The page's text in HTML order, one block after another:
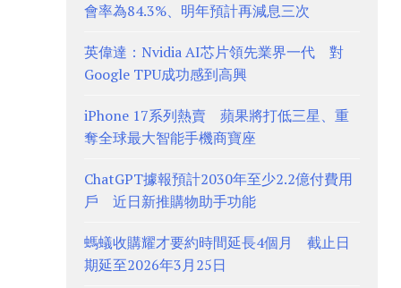
會率為84.3%、明年預計再減息三次
英偉達：Nvidia AI芯片領先業界一代 對
Google TPU成功感到高興
iPhone 17系列熱賣 蘋果將打低三星、重
奪全球最大智能手機商寶座
ChatGPT據報預計2030年至少2.2億付費用
戶 近日新推購物助手功能
螞蟻收購耀才要約時間延長4個月 截止日
期延至2026年3月25日